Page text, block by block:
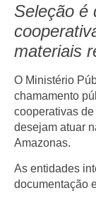
Seleção é
materiais
O Ministério
chamamento
cooperativas
desejam atuar
Amazonas.
As entidades
documentação